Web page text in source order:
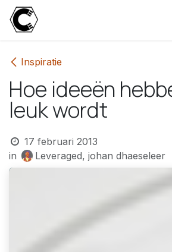
Overslaan naar inhoud
Inspiratie
Hoe ideeën
leuk wordt
17 februari 2013
in
Leveraged, johan dhaeseleer